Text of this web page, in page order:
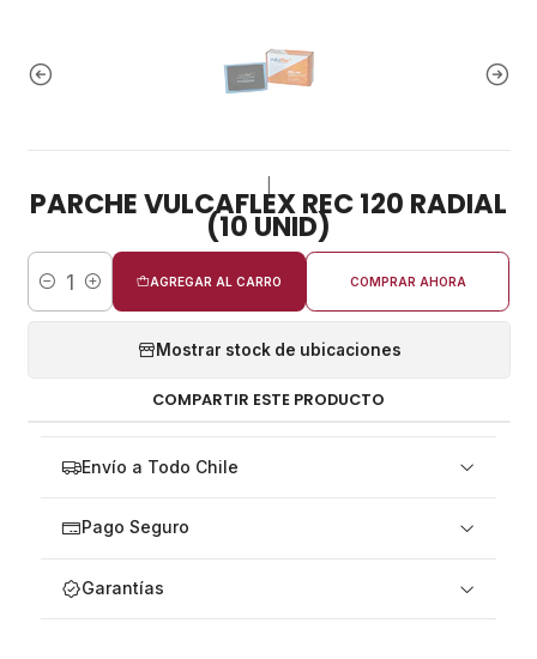
PARCHE VULCAFLEX REC 120 RADIAL
(10 UNID)
Cantidad
AGREGAR AL CARRO COMPRAR AHORA
Mostrar stock de ubicaciones
COMPARTIR ESTE PRODUCTO
Envío a Todo Chile
Pago Seguro
Garantías